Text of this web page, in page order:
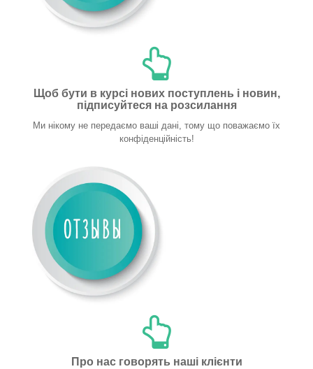
Щоб бути в курсі нових поступлень і новин,
підписуйтеся на розсилання
Ми нікому не передаємо ваші дані, тому що поважаємо їх
конфіденційність!
Про нас говорять наші клієнти